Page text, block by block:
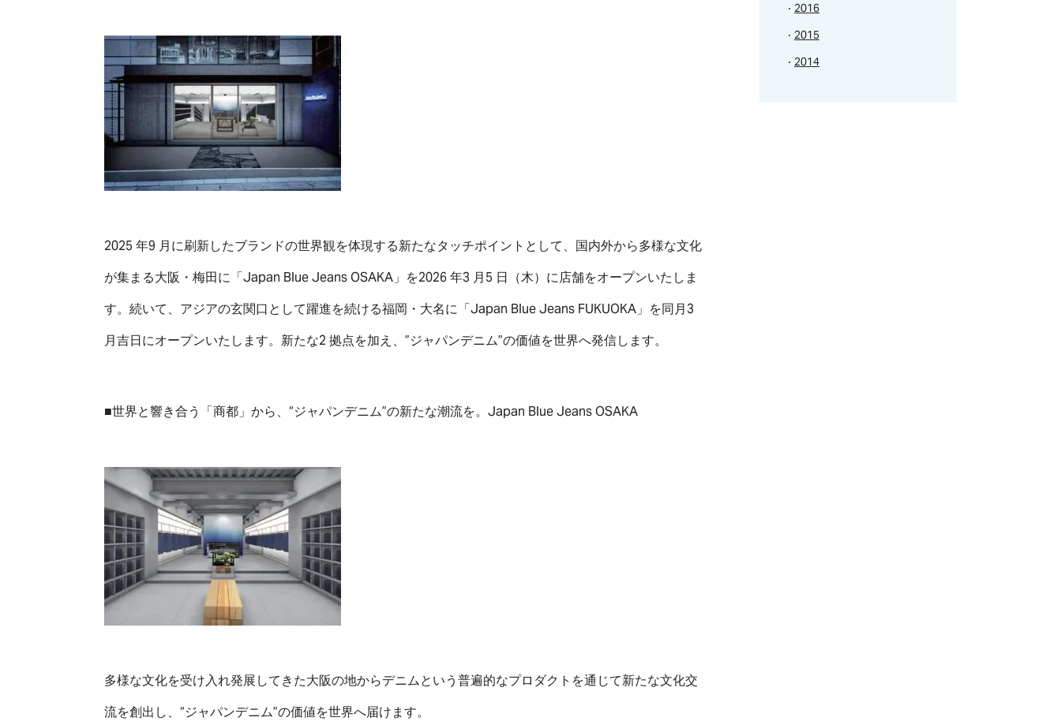
2025 年9 月に刷新したブランドの世界観を体現する新たなタッチポイントとして、国内外から多様な文化
が集まる大阪・梅田に「Japan Blue Jeans OSAKA」を2026 年3 月5 日（木）に店舗をオープンいたしま
す。続いて、アジアの玄関口として躍進を続ける福岡・大名に「Japan Blue Jeans FUKUOKA」を同月3
月吉日にオープンいたします。新たな2 拠点を加え、”ジャパンデニム”の価値を世界へ発信します。
■世界と響き合う「商都」から、“ジャパンデニム”の新たな潮流を。Japan Blue Jeans OSAKA
多様な文化を受け入れ発展してきた大阪の地からデニムという普遍的なプロダクトを通じて新たな文化交
流を創出し、“ジャパンデニム”の価値を世界へ届けます。
2016
2015
2014